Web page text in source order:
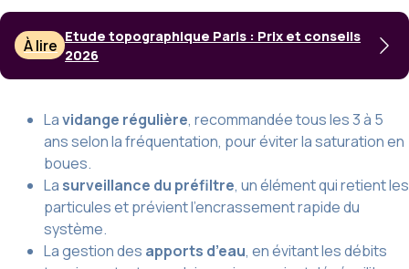
À lire Etude topographique Paris : Prix et conseils
2026
Lavidange régulière, recommandée tous les 3 à 5
ans selon la fréquentation, pour éviter la saturation en
boues.
La surveillance du préfiltre, un élément qui retient les
particules et prévient l’encrassement rapide du
système.
La gestion des apports d’eau, en évitant les débits